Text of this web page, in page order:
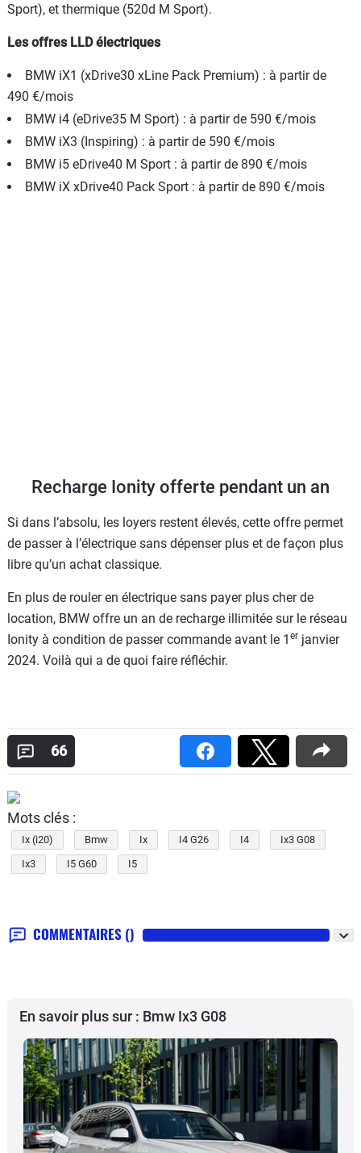
Sport), et thermique (520d M Sport).
Les offres LLD électriques
BMW iX1 (xDrive30 xLine Pack Premium) : à partir de
490 €/mois
BMW i4 (eDrive35 M Sport) : à partir de 590 €/mois
BMW iX3 (Inspiring) : à partir de 590 €/mois
BMW i5 eDrive40 M Sport : à partir de 890 €/mois
BMW iX xDrive40 Pack Sport : à partir de 890 €/mois
Recharge Ionity offerte pendant un an
Si dans l’absolu, les loyers restent élevés, cette offre permet
de passer à l’électrique sans dépenser plus et de façon plus
libre qu’un achat classique.
En plus de rouler en électrique sans payer plus cher de
location, BMW offre un an de recharge illimitée sur le réseau
Ionity à condition de passer commande avant le 1 er janvier
2024. Voilà qui a de quoi faire réfléchir.
66
Mots clés :
Ix (i20) Bmw Ix I4 G26 I4
Ix3 G08
Ix3
I5 G60 I5
COMMENTAIRES ()
En savoir plus sur : Bmw Ix3 G08